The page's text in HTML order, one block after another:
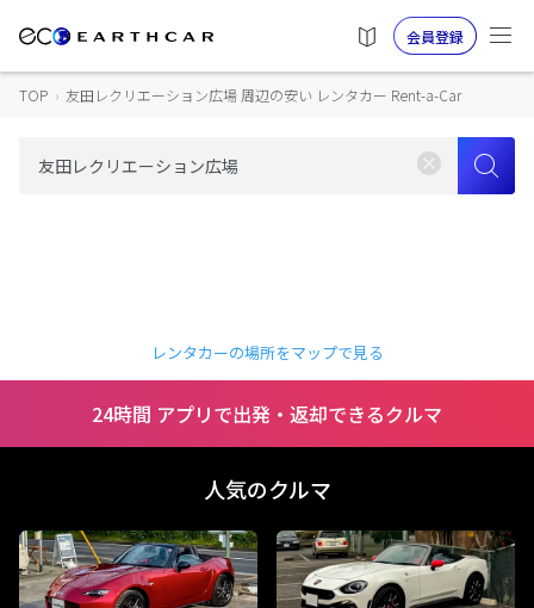
会員登録
TOP › 友田レクリエーション広場 周辺の安い レンタカー Rent-a-Car
レンタカーの場所をマップで見る
24時間 アプリで出発・返却できるクルマ
人気のクルマ